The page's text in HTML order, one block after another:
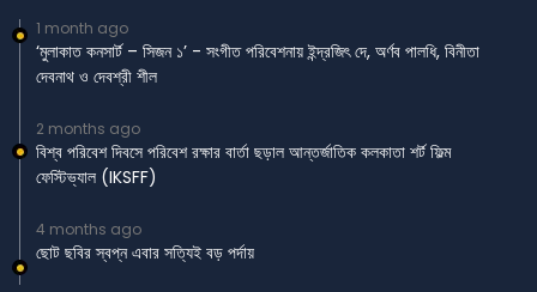
1 month ago
‘মুলাকাত কনসার্ট – সিজন ১’ - সংগীত পরিবেশনায় ইন্দ্রজিৎ দে, অর্ণব পালধি, বিনীতা
দেবনাথ ও দেবশ্রী শীল
2 months ago
বিশ্ব পরিবেশ দিবসে পরিবেশ রক্ষার বার্তা ছড়াল আন্তর্জাতিক কলকাতা শর্ট ফিল্ম
ফেস্টিভ্যাল (IKSFF)
4 months ago
ছোট ছবির স্বপ্ন এবার সত্যিই বড় পর্দায়